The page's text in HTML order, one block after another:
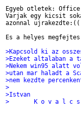
Egyeb otletek:
Varjak egy kicsit
azonnal ujrakezdte:((
Es a helyes
>Kapcsold ki az
>Ezeket altalaban
>Nekem win95 alatt
>utan mar haladt a
>nem kezdte
>
>Istvan
>       K o v a l c